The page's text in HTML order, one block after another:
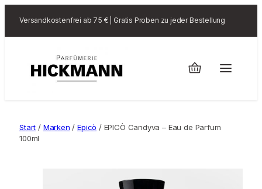
Versandkostenfrei ab 75 € | Gratis Proben zu jeder Bestellung
Start / Marken /Epicò / EPICÒ Candyva – Eau de Parfum
100ml